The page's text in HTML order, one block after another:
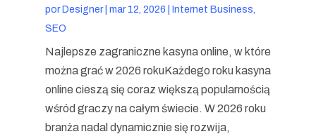
por Designer| mar 12, 2026
Internet Business,
SEO
Najlepsze zagraniczne kasyna online, w które
można grać w 2026 rokuKażdego roku kasyna
online cieszą się coraz większą popularnością
wśród graczy na całym świecie. W 2026 roku
branża nadal dynamicznie się rozwija,